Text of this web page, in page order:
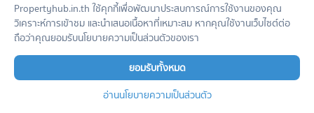
So Origin Pattaya
โซ ออริจิ้น พัทยา
บางละมุง ชลบุรี
ไม่มีประกาศให้เช่า
ขาย So Origin Pattaya
The Coral Pattaya
เดอะ คอรัล พัทยา
ไม่มีประกาศให้เช่า
ขาย The Coral Pattaya
Propertyhub.in.th ใช้คุกกี้เพื่อพัฒนาประสบการณ์การใช้งานของคุณ
วิเคราะห์การเข้าชม และนำเสนอเนื้อหาที่เหมาะสม หากคุณใช้งานเว็บไซต์ต่อ
ถือว่าคุณยอมรับนโยบายความเป็นส่วนตัวของเรา
ยอมรับทั้งหมด
อ่านนโยบายความเป็นส่วนตัว